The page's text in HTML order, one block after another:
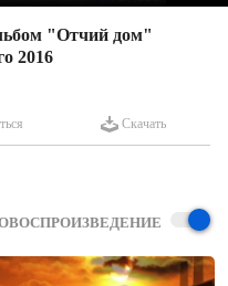
"Отчий дом"
2016
Скачать